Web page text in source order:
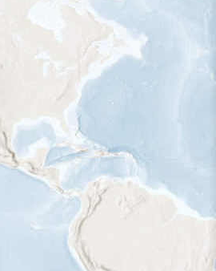
Ubicaciones con disponibilidad
Ubicaciones conectadas
Gama de especies por estación
Gama de verano
Rango de invierno
Rango a lo largo del año